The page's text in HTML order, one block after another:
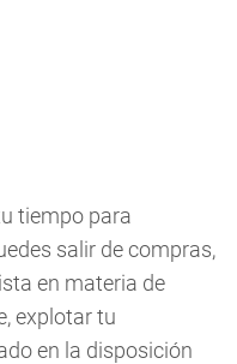
tiempo para
salir de compras,
en materia de
explotar tu
en la disposición